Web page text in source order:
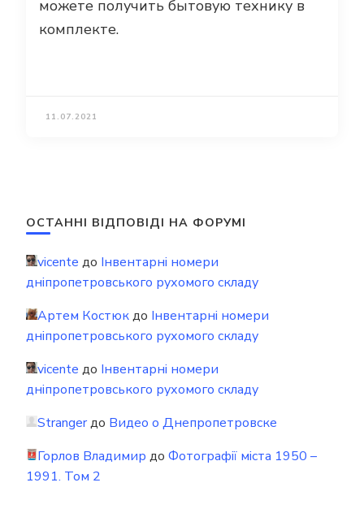
можете получить бытовую технику в
комплекте.
11.07.2021
ОСТАННІ ВІДПОВІДІ НА ФОРУМІ
vicente до Інвентарні номери
дніпропетровського рухомого складу
Артем Костюкдо Інвентарні номери
дніпропетровського рухомого складу
vicente до Інвентарні номери
дніпропетровського рухомого складу
Strangerдо Видео о Днепропетровске
Горлов Владимир до Фотографії міста 1950 –
1991. Том 2